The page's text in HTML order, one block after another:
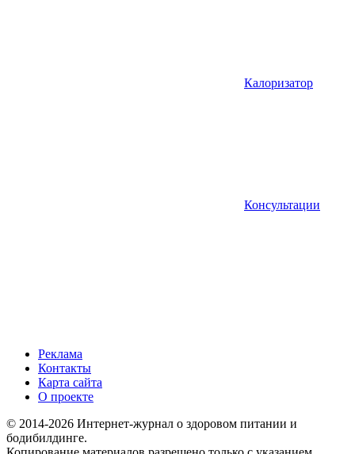
Калоризатор
Консультации
Реклама
Контакты
Карта сайта
О проекте
© 2014-2026 Интернет-журнал о здоровом питании и
бодибилдинге.